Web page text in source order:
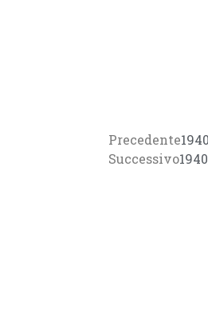
Precedente
Successivo